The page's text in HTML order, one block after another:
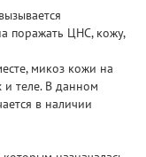
поражать ЦНС, кожу,
микоз кожи на
и теле. В данном
в наличии